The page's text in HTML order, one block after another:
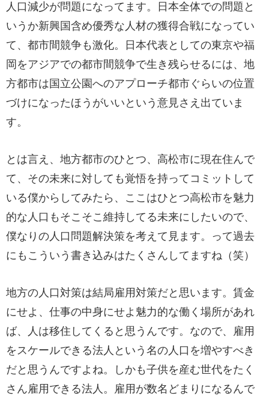
人口減少が問題になってます。日本全体での問題と
いうか新興国含め優秀な人材の獲得合戦になってい
て、都市間競争も激化。日本代表としての東京や福
岡をアジアでの都市間競争で生き残らせるには、地
方都市は国立公園へのアプローチ都市ぐらいの位置
づけになったほうがいいという意見さえ出ていま
す。
とは言え、地方都市のひとつ、高松市に現在住んで
て、その未来に対しても覚悟を持ってコミットして
いる僕からしてみたら、ここはひとつ高松市を魅力
的な人口もそこそこ維持してる未来にしたいので、
僕なりの人口問題解決策を考えて見ます。って過去
にもこういう書き込みはたくさんしてますね（笑）
地方の人口対策は結局雇用対策だと思います。賃金
にせよ、仕事の中身にせよ魅力的な働く場所があれ
ば、人は移住してくると思うんです。なので、雇用
をスケールできる法人という名の人口を増やすべき
だと思うんですよね。しかも子供を産む世代をたく
さん雇用できる法人。雇用が数名どまりになるんで